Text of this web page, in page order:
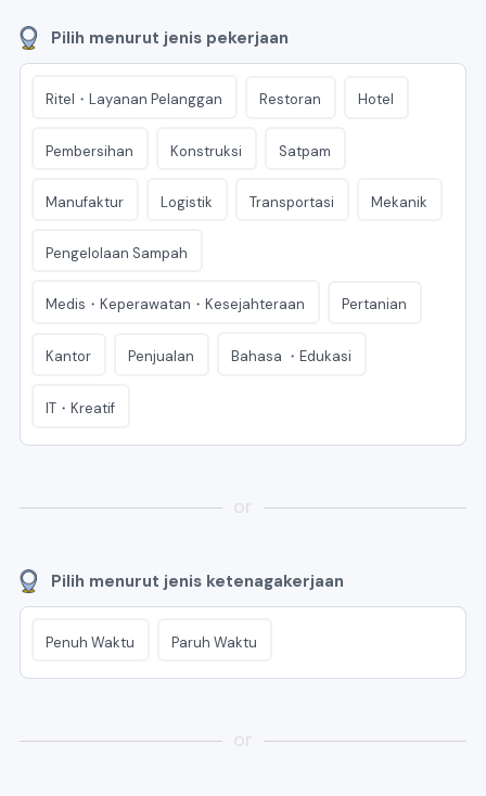
Pilih menurut jenis pekerjaan
Ritel・Layanan Pelanggan Restoran Hotel
Pembersihan Konstruksi Satpam
Manufaktur Logistik Transportasi Mekanik
Pengelolaan Sampah
Medis・Keperawatan・Kesejahteraan Pertanian
Kantor Penjualan Bahasa ・Edukasi
IT・Kreatif
or
Pilih menurut jenis ketenagakerjaan
Penuh Waktu Paruh Waktu
or